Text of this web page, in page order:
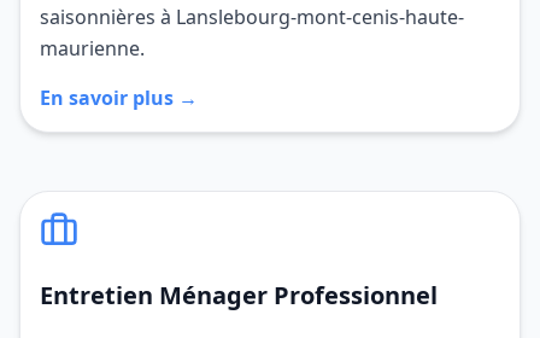
saisonnières à Lanslebourg-mont-cenis-haute-
maurienne.
En savoir plus →
Entretien Ménager Professionnel